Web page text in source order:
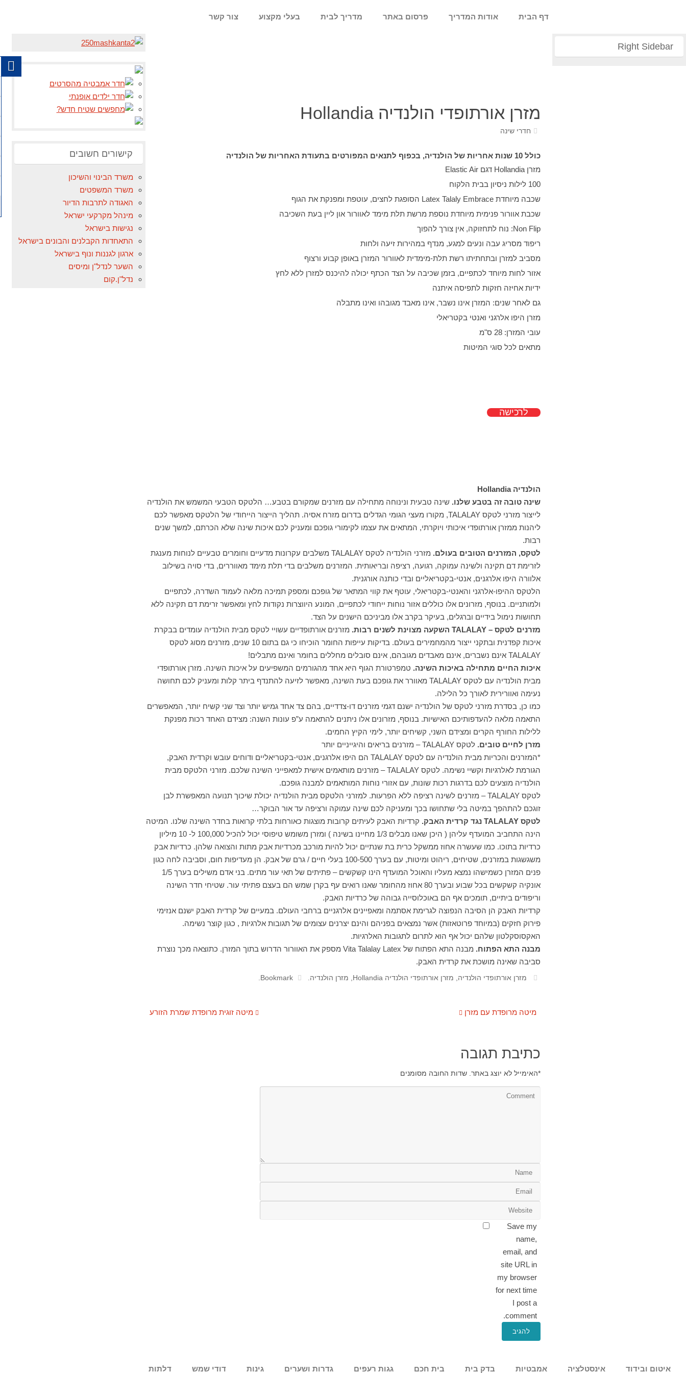
דף הבית אודות המדריך פרסום באתר מדריך לבית בעלי מקצוע צור קשר
מזרן אורתופדי הולנדיה Hollandia
חדרי שינה
כולל 10 שנות אחריות של הולנדיה, בכפוף לתנאים המפורטים בתעודת האחריות של הולנדיה
מזרן Hollandia דגם Elastic Air
100 לילות ניסיון בבית הלקוח
שכבה מיוחדת Latex Talaly Embrace הסופגת לחצים, עוטפת ומפנקת את הגוף
שכבת אוורור פנימית מיוחדת נוספת מרשת תלת מימד לאוורור און ליין בעת השכיבה
Non Flip: נוח לתחזוקה, אין צורך להפוך
ריפוד מסריג עבה ונעים למגע, מנדף במהירות זיעה ולחות
מסביב למזרן ובתחתיתו רשת תלת-מימדית לאוורור המזרן באופן קבוע ורצוף
אזור לחות מיוחד לכתפיים, בזמן שכיבה על הצד הכתף יכולה להיכנס למזרן ללא לחץ
ידיות אחיזה חזקות לתפיסה איתנה
גם לאחר שנים: המזרן אינו נשבר, אינו מאבד מגובהו ואינו מתבלה
מזרן היפו אלרגני ואנטי בקטריאלי
עובי המזרן: 28 ס"מ
מתאים לכל סוגי המיטות
לרכישה
הולנדיה Hollandia
שינה טובה זה בטבע שלנו. שינה טבעית ונינוחה מתחילה עם מזרנים שמקורם בטבע… הלטקס הטבעי המשמש את הולנדיה
לייצור מזרני לטקס TALALAY, מקורו מעצי הגומי הגדלים בדרום מזרח אסיה. תהליך הייצור הייחודי של הלטקס מאפשר לכם
ליהנות ממזרן אורתופדי איכותי ויוקרתי, המתאים את עצמו לקימורי גופכם ומעניק לכם איכות שינה שלא הכרתם, למשך שנים
רבות.
לטקס, המזרנים הטובים בעולם. מזרני הולנדיה לטקס TALALAY משלבים עקרונות מדעיים וחומרים טבעיים לנוחות מענגת
לזרימת דם תקינה ולשינה עמוקה, רגועה, רציפה ובריאותית. המזרנים משלבים בדי תלת מימד מאווררים, בדי סויה בשילוב
אלוורה היפו אלרגנים, אנטי-בקטריאליים ובדי כותנה אורגנית.
הלטקס ההיפו-אלרגני והאנטי-בקטריאלי, עוטף את קווי המתאר של גופכם ומספק תמיכה מלאה לעמוד השדרה, לכתפיים
ולמותניים. בנוסף, מזרונים אלו כוללים אזור נוחות ייחודי לכתפיים, המונע היווצרות נקודות לחץ ומאפשר זרימת דם תקינה ללא
תחושות נימול בידיים וברגלים, בעיקר בקרב אלו מביניכם הישנים על הצד.
מזרנים לטקס – TALALAY השקעה מצוינת לשנים רבות. מזרנים אורתופדיים עשויי לטקס מבית הולנדיה עומדים בבקרת
איכות קפדנית ובתקני ייצור מהמחמירים בעולם. בדיקות עייפות החומר הוכיחו כי גם בתום 10 שנים, מזרנים מסוג לטקס
TALALAY אינם נשברים, אינם מאבדים מגובהם, אינם סובלים מחללים בחומר ואינם מתבלים!
איכות החיים מתחילה באיכות השינה. טמפרטורת הגוף היא אחד מהגורמים המשפיעים על איכות השינה. מזרן אורתופדי
מבית הולנדיה עם לטקס TALALAY מאוורר את גופכם בעת השינה, מאפשר לזיעה להתנדף ביתר קלות ומעניק לכם תחושה
נעימה ואוורירית לאורך כל הלילה.
כמו כן, בסדרת מזרני לטקס של הולנדיה ישנם דגמי מזרנים דו-צדדיים, בהם צד אחד גמיש יותר וצד שני קשיח יותר, המאפשרים
התאמה מלאה להעדפותיכם האישיות. בנוסף, מזרונים אלו ניתנים להתאמה ע”פ עונות השנה: מצידם האחד רכות מפנקת
ללילות החורף הקרים ומצידם השני, קשיחים יותר, לימי הקיץ החמים.
מזרן לחיים טובים. לטקס TALALAY– מזרנים בריאים והיגייניים יותר
*המזרנים והכריות מבית הולנדיה עם לטקס TALALAY הם היפו אלרגנים, אנטי-בקטריאליים ודוחים עובש וקרדית האבק,
הגורמת לאלרגיות וקשיי נשימה. לטקס TALALAY– מזרנים מותאמים אישית למאפייני השינה שלכם. מזרני הלטקס מבית
הולנדיה מוצעים לכם בדרגות רכות שונות, עם אזורי נוחות המותאמים למבנה גופכם.
לטקס TALALAY– מזרנים לשינה רציפה ללא הפרעות. למזרני הלטקס מבית הולנדיה יכולת שיכוך תנועה המאפשרת לבן
זוגכם להתהפך במיטה בלי שתחושו בכך ומעניקה לכם שינה עמוקה ורציפה עד אור הבוקר…
לטקס TALALAY נגד קרדית האבק. קרדיות האבק לעיתים קרובות מוצגות כאורחות בלתי קרואות בחדר השינה שלנו. המיטה
הינה התחביב המועדף עליהן ( היכן שאנו מבלים 1/3 מחיינו בשינה ) ומזרן משומש טיפוסי יכול להכיל 100,000 ל- 10 מיליון
כרדיות בתוכו. כמו שעשרה אחוז ממשקל כרית בת שנתיים יכול להיות מורכב מכרדיות אבק מתות והצואה שלהן. כרדיות אבק
משגשגות במזרנים, שטיחים, ריהוט ומיטות, עם בערך 100-500 בעלי חיים / גרם של אבק. הן מעדיפות חום, וסביבה לחה כגון
פנים המזרן כשמישהו נמצא מעליו והאוכל המועדף הינו קשקשים – פתיתים של תאי עור מתים. בני אדם משילים בערך 1/5
אונקיה קשקשים בכל שבוע ובערך 80 אחוז מהחומר שאנו רואים עף בקרן שמש הם בעצם פתיתי עור. שטיחי חדר השינה
וריפודים ביתיים, תומכים אף הם באוכלוסייה גבוהה של כרדיות האבק.
קרדיות האבק הן הסיבה הנפוצה לגרימת אסתמה ומאפיינים אלרגניים ברחבי העולם. במעיים של קרדית האבק ישנם אנזימי
פירוק חזקים (במיוחד פרוטאזות) אשר נמצאים בפניהם והינם יצרנים עצומים של תגובות אלרגיות , כגון קוצר נשימה.
האקסוסקלטון שלהם יכול אף הוא לתרום לתגובות האלרגיות.
מבנה התא הפתוח. מבנה התא הפתוח של Vita Talalay Latex מספק את האוורור הדרוש בתוך המזרן. כתוצאה מכך נוצרת
סביבה שאינה מושכת את קרדית האבק.
מזרן אורתופדי הולנדיה, מזרן אורתופדי הולנדיה Hollandia , מזרן הולנדיה.
Bookmark
.
מיטה זוגית מרופדת שמרת הזורע מיטה מרופדת עם מזרן
כתיבת תגובה
האימייל לא יוצג באתר. שדות החובה מסומנים *
Save my
name,
email, and
site URL in
my browser
for next time
I post a
comment.
קישורים חשובים
משרד הבינוי והשיכון
משרד המשפטים
האגודה לתרבות הדיור
מינהל מקרקעי ישראל
נגישות בישראל
התאחדות הקבלנים והבונים בישראל
ארגון לגננות ונוף בישראל
השער לנדל"ן ומיסים
נדל"ן.קום
Right Sidebar
איטום ובידוד אינסטלציה אמבטיות בדק בית בית חכם גגות רעפים גדרות ושערים גינות דודי שמש דלתות